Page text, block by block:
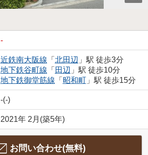
-
近鉄南大阪線 「 北田辺 」駅 徒歩3分
地下鉄谷町線 「 田辺 」駅 徒歩10分
地下鉄御堂筋線 「 昭和町」駅 徒歩15分
-(-)
2021年 2月(築5年)
お問い合わせ(無料)